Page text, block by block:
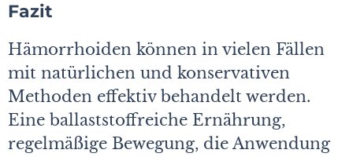
Fazit
Hämorrhoiden können in vielen Fällen
mit natürlichen und konservativen
Methoden effektiv behandelt werden.
Eine ballaststoffreiche Ernährung,
regelmäßige Bewegung, die Anwendung